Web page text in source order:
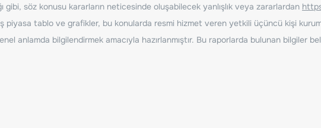
gibi, söz konusu kararların neticesinde oluşabilecek yanlışlık veya zararlardan
piyasa tablo ve grafikler, bu konularda resmi hizmet veren yetkili üçüncü kişi
anlamda bilgilendirmek amacıyla hazırlanmıştır. Bu raporlarda bulunan bilgiler